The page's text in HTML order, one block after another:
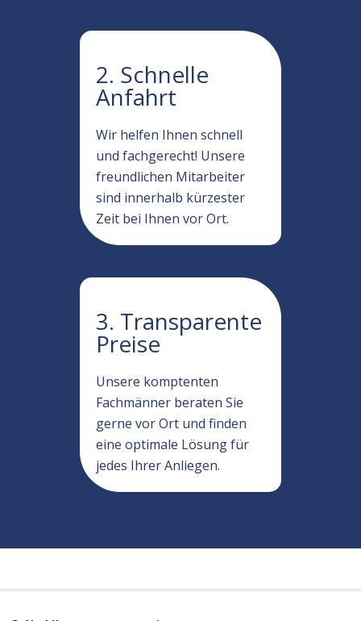
2. Schnelle
Anfahrt
Wir helfen Ihnen schnell
und fachgerecht! Unsere
freundlichen Mitarbeiter
sind innerhalb kürzester
Zeit bei Ihnen vor Ort.
3. Transparente
Preise
Unsere komptenten
Fachmänner beraten Sie
gerne vor Ort und finden
eine optimale Lösung für
jedes Ihrer Anliegen.